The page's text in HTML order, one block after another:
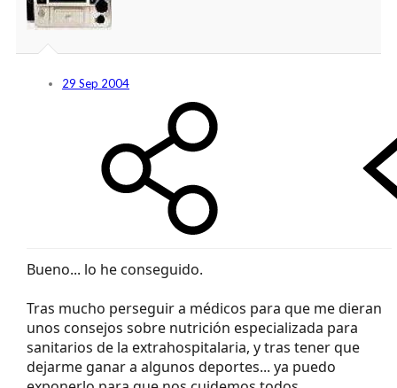
29 Sep 2004
Bueno... lo he conseguido.
Tras mucho perseguir a médicos para que me dieran
unos consejos sobre nutrición especializada para
sanitarios de la extrahospitalaria, y tras tener que
dejarme ganar a algunos deportes... ya puedo